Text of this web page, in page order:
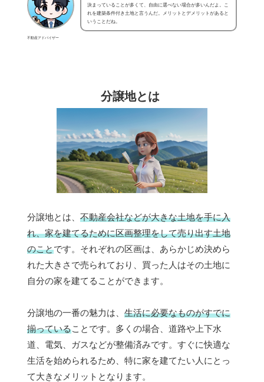
不動産アドバイザー
決まっていることが多くて、自由に選べない場合が多いんだよ。こ
れを建築条件付き土地と言うんだ。メリットとデメリットがあると
いうことだね。
分譲地とは
分譲地とは、 不動産会社などが大きな土地を手に入
れ、家を建てるために区画整理をして売り出す土地
のことです。それぞれの区画は、あらかじめ決めら
れた大きさで売られており、買った人はその土地に
自分の家を建てることができます。
分譲地の一番の魅力は、 生活に必要なものがすでに
揃っていることです。多くの場合、道路や上下水
道、電気、ガスなどが整備済みです。すぐに快適な
生活を始められるため、特に家を建てたい人にとっ
て大きなメリットとなります。